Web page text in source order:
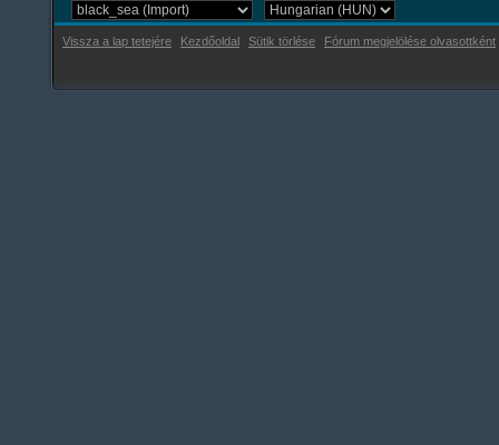
Vissza a lap tetejére Kezdőoldal Sütik törlése Fórum megjelölése olvasottként